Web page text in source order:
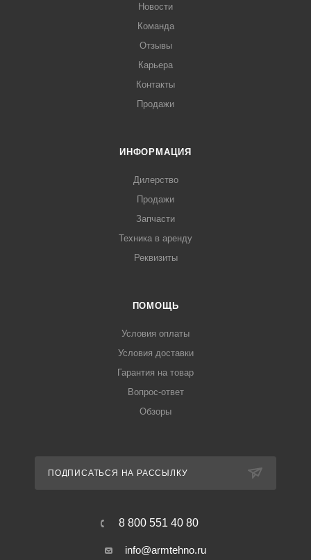
Новости
Команда
Отзывы
Карьера
Контакты
Продажи
ИНФОРМАЦИЯ
Дилерство
Продажи
Запчасти
Техника в аренду
Реквизиты
ПОМОЩЬ
Условия оплаты
Условия доставки
Гарантия на товар
Вопрос-ответ
Обзоры
ПОДПИСАТЬСЯ НА РАССЫЛКУ
8 800 551 40 80
info@armtehno.ru